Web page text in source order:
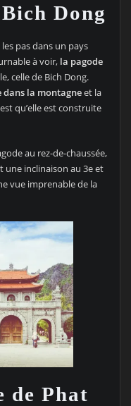
Dong
pas dans un pays
à voir, la pagode
celle de Bich Dong.
dans la montagneet la
qu’elle est construite
au rez-de-chaussée,
une inclinaison au 3e et
vue imprenable de la
de Phat